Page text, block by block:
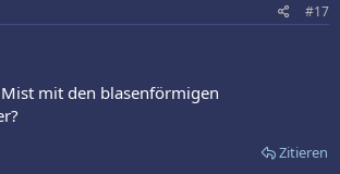
#17
mit den blasenförmigen
Zitieren